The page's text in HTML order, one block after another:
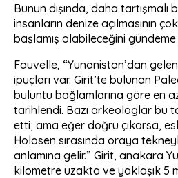
Bunun dışında, daha tartışmalı
insanların denize açılmasının
başlamış olabileceğini
Fauvelle, “Yunanistan’dan
ipuçları var. Girit’te bulunan
buluntu bağlamlarına göre en
tarihlendi. Bazı arkeologlar bu
etti; ama eğer doğru çıkarsa,
Holosen sırasında oraya
anlamına gelir.” Girit, anakara
kilometre uzakta ve yaklaşık 5